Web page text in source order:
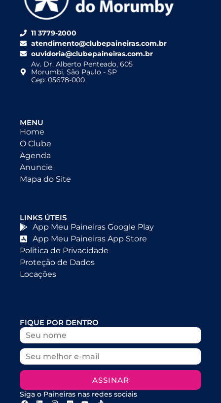
11 3779-2000
atendimento@clubepaineiras.com.br
ouvidoria@clubepaineiras.com.br
Av. Dr. Alberto Penteado, 605
Morumbi, São Paulo - SP
Cep: 05678-000
MENU
Home
O Clube
Agenda
Anuncie
Mapa do Site
LINKS ÚTEIS
App Meu Paineiras Google Play
App Meu Paineiras App Store
Política de Privacidade
Proteção de Dados
Locações
FIQUE POR DENTRO
ASSINAR
Siga o Paineiras nas redes sociais